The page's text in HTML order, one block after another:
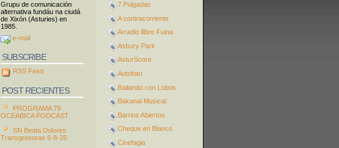
7 Pulgadas
A contracorriente
Arradio llibre Fuina
Asbury Park
AsturScore
Autofoto
Bailando con Lobos
Bakanal Musical
Barrios Abiertos
Cheque en Blanco
Cinefagia
Grupu de comunicación
alternativa fundáu na ciudá
de Xixón (Asturies) en
1985.
e-mail
SUBSCRIBE
RSS Feed
POST RECIENTES
PROGRAMA 79
OCEÁBICA PODCAST
SN Beata Dolores
Transgresoras 6-8-26